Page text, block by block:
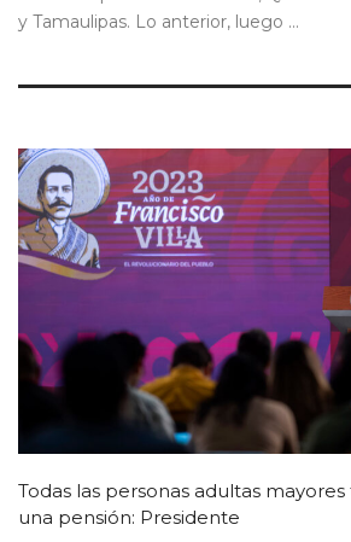
y Tamaulipas. Lo anterior, luego ...
Todas las personas adultas
una pensión: Presidente